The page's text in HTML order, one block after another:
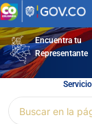
Ir
al
contenidoEncuentra tu
Representante
por: